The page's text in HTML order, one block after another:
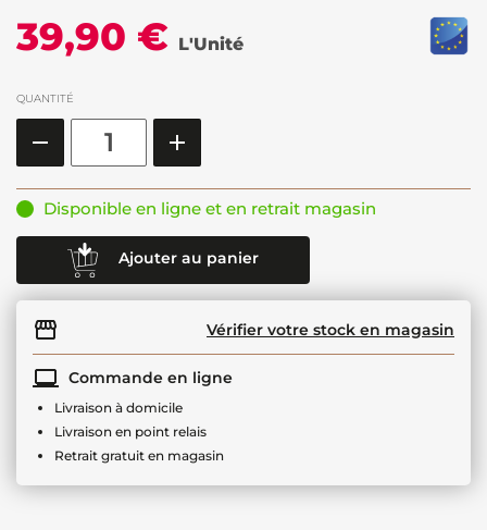
39,90 € L'Unité
QUANTITÉ
Disponible en ligne et en retrait magasin
Ajouter au panier
Vérifier votre stock en magasin
Commande en ligne
Livraison à domicile
Livraison en point relais
Retrait gratuit en magasin